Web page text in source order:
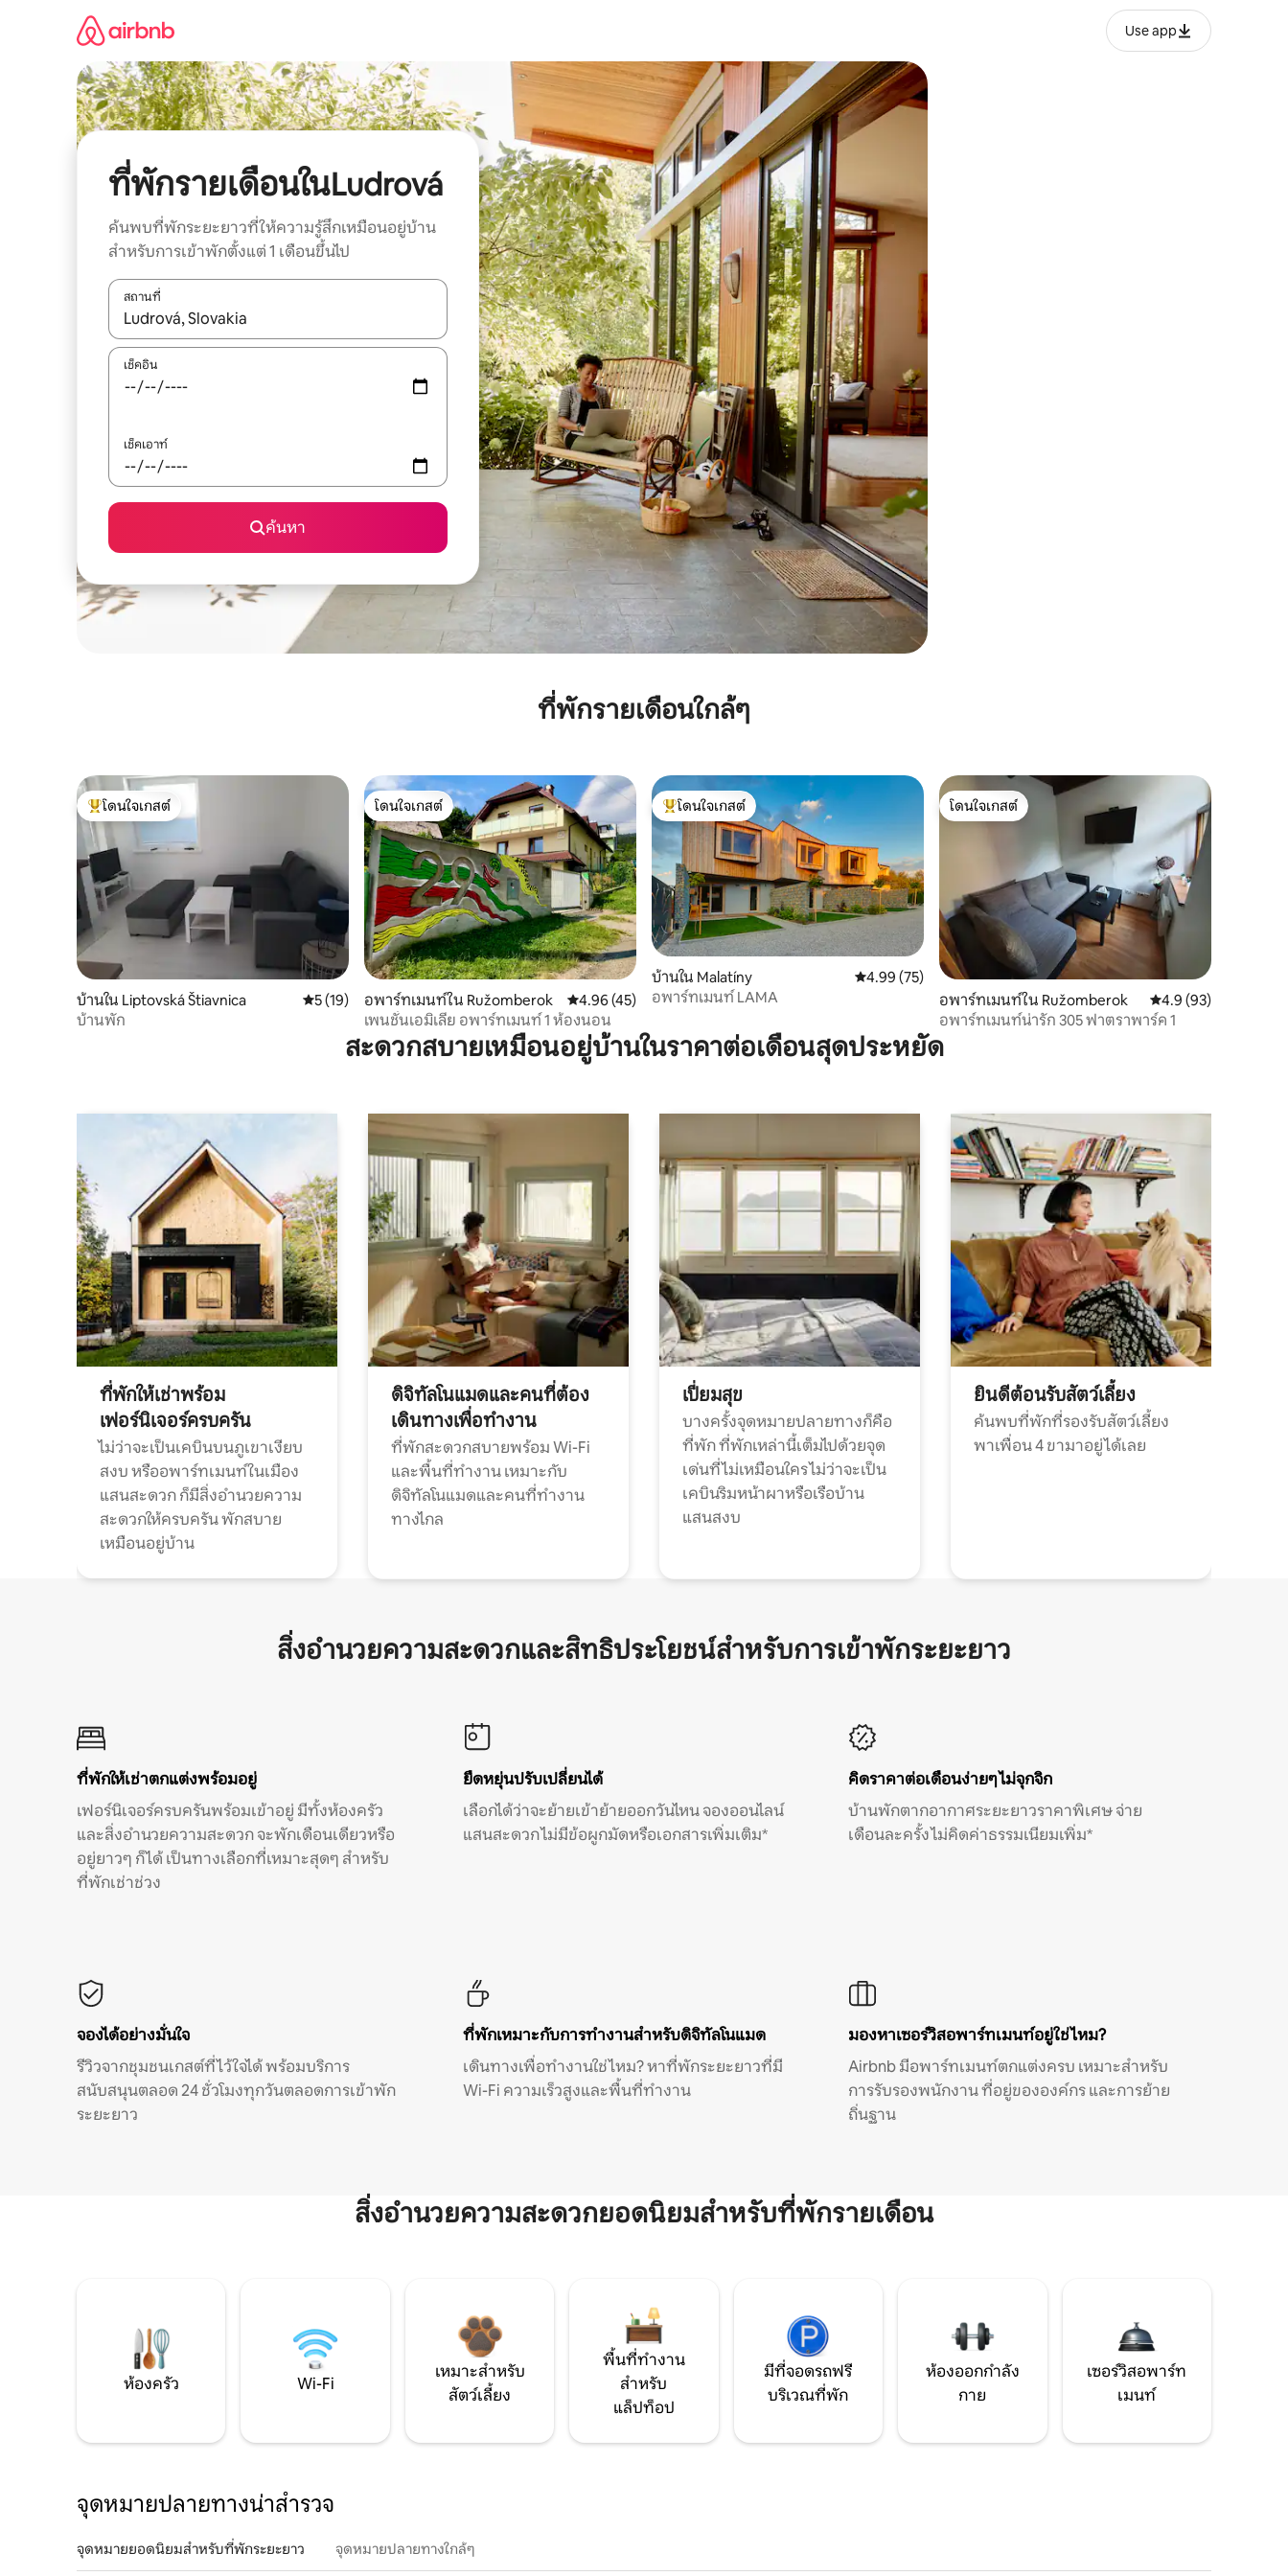
Use app
ที่พักรายเดือนในLudrová
ค้นพบที่พักระยะยาวที่ให้ความรู้สึกเหมือนอยู่บ้าน
สำหรับการเข้าพักตั้งแต่ 1 เดือนขึ้นไป
สถานที่
ใช้ลูกศรขึ้นลง หรือใช้การสัมผัสหรือปัด เพื่อสำรวจผลการค้นหา
เช็คอิน
เช็คเอาท์
ค้นหา
ที่พักรายเดือนใกล้ๆ
โดนใจเกสต์ที่สุด
โดนใจเกสต์
บ้านใน Liptovská Štiavnica คะแนนเฉลี่ย 5 จาก 5, 19 รีวิว
5 (19)
บ้านพัก
โดนใจเกสต์
โดนใจเกสต์
อพาร์ทเมนท์ใน Ružomberok คะแนนเฉลี่ย 4.96 จาก 5, 45 รีวิว
4.96 (45)
เพนชั่นเอมิเลีย อพาร์ทเมนท์ 1 ห้องนอน
โดนใจเกสต์ที่สุด
โดนใจเกสต์
บ้านใน Malatíny คะแนนเฉลี่ย 4.99 จาก 5, 75 รีวิว
4.99 (75)
อพาร์ทเมนท์ LAMA
โดนใจเกสต์
โดนใจเกสต์
อพาร์ทเมนท์ใน Ružomberok คะแนนเฉลี่ย 4.9 จาก
4.9 (93)
อพาร์ทเมนท์น่ารัก 305 ฟาตราพาร์ค 1
สะดวกสบายเหมือนอยู่บ้านในราคาต่อเดือนสุดประหยัด
ที่พักให้เช่าพร้อม
เฟอร์นิเจอร์ครบครัน
ไม่ว่าจะเป็นเคบินบนภูเขาเงียบ
สงบ หรืออพาร์ทเมนท์ในเมือง
แสนสะดวก ก็มีสิ่งอำนวยความ
สะดวกให้ครบครัน พักสบาย
เหมือนอยู่บ้าน
ดิจิทัลโนแมดและคนที่ต้อง
เดินทางเพื่อทำงาน
ที่พักสะดวกสบายพร้อม Wi-Fi
และพื้นที่ทำงาน เหมาะกับ
ดิจิทัลโนแมดและคนที่ทำงาน
ทางไกล
เปี่ยมสุข
บางครั้งจุดหมายปลายทางก็คือ
ที่พัก ที่พักเหล่านี้เต็มไปด้วยจุด
เด่นที่ไม่เหมือนใคร ไม่ว่าจะเป็น
เคบินริมหน้าผาหรือเรือบ้าน
แสนสงบ
ยินดีต้อนรับสัตว์เลี้ยง
ค้นพบที่พักที่รองรับสัตว์เลี้ยง
พาเพื่อน 4 ขามาอยู่ได้เลย
สิ่งอำนวยความสะดวกและสิทธิประโยชน์สำหรับการเข้าพักระยะยาว
ที่พักให้เช่าตกแต่งพร้อมอยู่
เฟอร์นิเจอร์ครบครันพร้อมเข้าอยู่ มีทั้งห้องครัว
และสิ่งอำนวยความสะดวก จะพักเดือนเดียวหรือ
อยู่ยาวๆ ก็ได้ เป็นทางเลือกที่เหมาะสุดๆ สำหรับ
ที่พักเช่าช่วง
ยืดหยุ่นปรับเปลี่ยนได้
เลือกได้ว่าจะย้ายเข้าย้ายออกวันไหน จองออนไลน์
แสนสะดวก ไม่มีข้อผูกมัดหรือเอกสารเพิ่มเติม*
คิดราคาต่อเดือนง่ายๆ ไม่จุกจิก
บ้านพักตากอากาศระยะยาวราคาพิเศษ จ่าย
เดือนละครั้ง ไม่คิดค่าธรรมเนียมเพิ่ม*
จองได้อย่างมั่นใจ
รีวิวจากชุมชนเกสต์ที่ไว้ใจได้ พร้อมบริการ
สนับสนุนตลอด 24 ชั่วโมงทุกวันตลอดการเข้าพัก
ระยะยาว
ที่พักเหมาะกับการทำงานสำหรับดิจิทัลโนแมด
เดินทางเพื่อทำงานใช่ไหม? หาที่พักระยะยาวที่มี
Wi-Fi ความเร็วสูงและพื้นที่ทำงาน
มองหาเซอร์วิสอพาร์ทเมนท์อยู่ใช่ไหม?
Airbnb มีอพาร์ทเมนท์ตกแต่งครบ เหมาะสำหรับ
การรับรองพนักงาน ที่อยู่ขององค์กร และการย้าย
ถิ่นฐาน
สิ่งอำนวยความสะดวกยอดนิยมสำหรับที่พักรายเดือน
ห้องครัว Wi-Fi
เหมาะสำหรับ
สัตว์เลี้ยง
พื้นที่ทำงาน
สำหรับ
แล็ปท็อป
มีที่จอดรถฟรี
บริเวณที่พัก
ห้องออกกำลัง
กาย
เซอร์วิสอพาร์ท
เมนท์
จุดหมายปลายทางน่าสำรวจ
จุดหมายยอดนิยมสำหรับที่พักระยะยาว จุดหมายปลายทางใกล้ๆ